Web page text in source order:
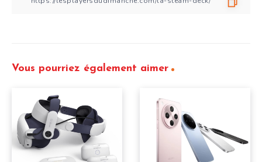
Vous pourriez également aimer